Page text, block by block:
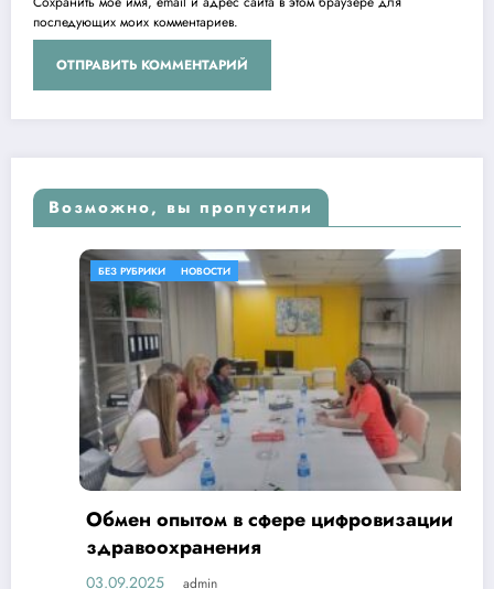
последующих моих комментариев.
Возможно, вы пропустили
БЕЗ РУБРИКИ НОВОСТИ
Обмен опытом в сфере цифровизации
здравоохранения
03.09.2025 admin